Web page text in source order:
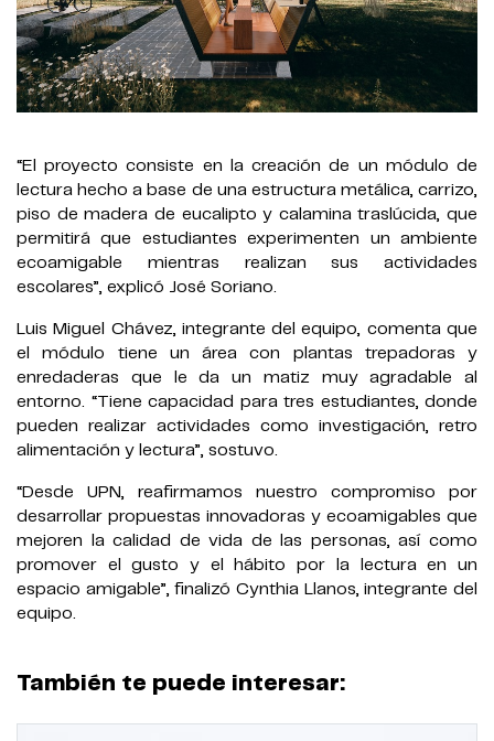
“El proyecto consiste en la creación de un módulo de
lectura hecho a base de una estructura metálica, carrizo,
piso de madera de eucalipto y calamina traslúcida, que
permitirá que estudiantes experimenten un ambiente
ecoamigable mientras realizan sus actividades
escolares”, explicó José Soriano.
Luis Miguel Chávez, integrante del equipo, comenta que
el módulo tiene un área con plantas trepadoras y
enredaderas que le da un matiz muy agradable al
entorno. “Tiene capacidad para tres estudiantes, donde
pueden realizar actividades como investigación, retro
alimentación y lectura”, sostuvo.
“Desde UPN, reafirmamos nuestro compromiso por
desarrollar propuestas innovadoras y ecoamigables que
mejoren la calidad de vida de las personas, así como
promover el gusto y el hábito por la lectura en un
espacio amigable”, finalizó Cynthia Llanos, integrante del
equipo.
También te puede interesar: